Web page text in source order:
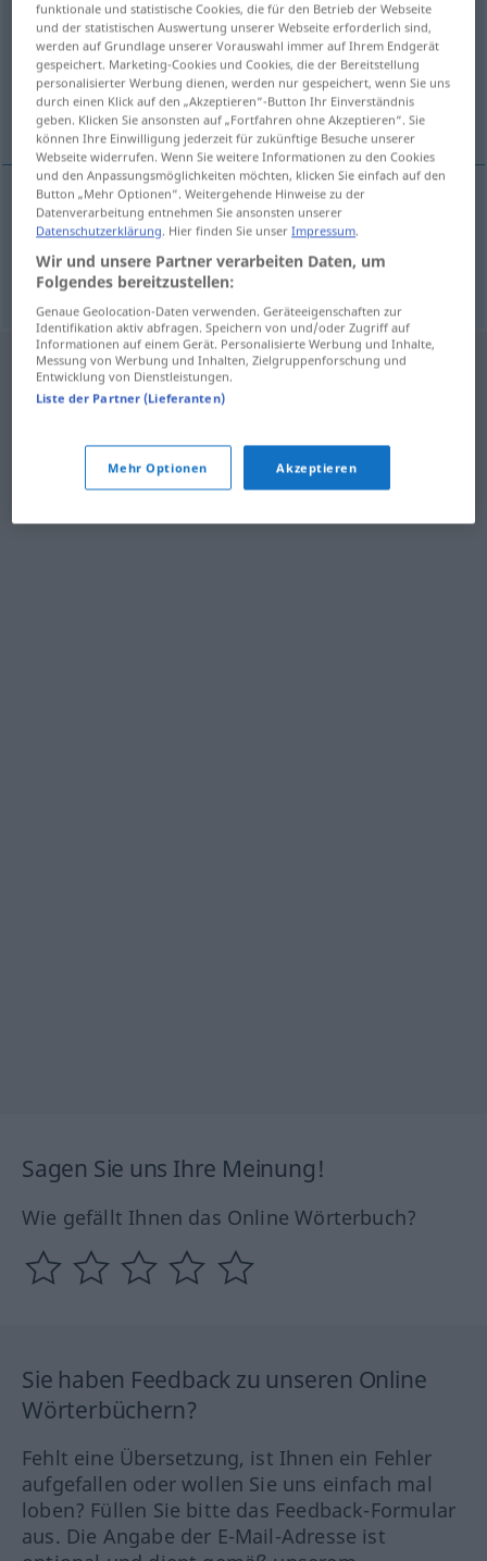
Übersicht aller Übersetzungen
(Für mehr Details die Übersetzung anklicken/antippen)
Goldmünze, Geld
Goldmünzef,-stückf ourama
Geldn ourama
Sagen Sie uns Ihre Meinung!
Wie gefällt Ihnen das Online Wörterbuch?
Sie haben Feedback zu unseren Online
Wörterbüchern?
Fehlt eine Übersetzung, ist Ihnen ein Fehler
aufgefallen oder wollen Sie uns einfach mal
loben? Füllen Sie bitte das Feedback-Formular
aus. Die Angabe der E-Mail-Adresse ist
funktionale und statistische Cookies, die für den Betrieb der Webseite
und der statistischen Auswertung unserer Webseite erforderlich sind,
werden auf Grundlage unserer Vorauswahl immer auf Ihrem Endgerät
gespeichert. Marketing-Cookies und Cookies, die der Bereitstellung
personalisierter Werbung dienen, werden nur gespeichert, wenn Sie uns
durch einen Klick auf den „Akzeptieren“-Button Ihr Einverständnis
geben. Klicken Sie ansonsten auf „Fortfahren ohne Akzeptieren“. Sie
können Ihre Einwilligung jederzeit für zukünftige Besuche unserer
Webseite widerrufen. Wenn Sie weitere Informationen zu den Cookies
und den Anpassungsmöglichkeiten möchten, klicken Sie einfach auf den
Button „Mehr Optionen“. Weitergehende Hinweise zu der
Datenverarbeitung entnehmen Sie ansonsten unserer
Datenschutzerklärung. Hier finden Sie unserImpressum.
Wir und unsere Partner verarbeiten Daten, um
Folgendes bereitzustellen:
Genaue Geolocation-Daten verwenden. Geräteeigenschaften zur
Identifikation aktiv abfragen. Speichern von und/oder Zugriff auf
Informationen auf einem Gerät. Personalisierte Werbung und Inhalte,
Messung von Werbung und Inhalten, Zielgruppenforschung und
Entwicklung von Dienstleistungen.
Liste der Partner (Lieferanten)
Mehr Optionen Akzeptieren